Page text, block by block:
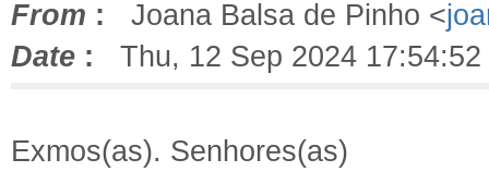
From : Joana Balsa de Pinho <
Date : Thu, 12 Sep 2024 17:54:52
Exmos(as). Senhores(as)